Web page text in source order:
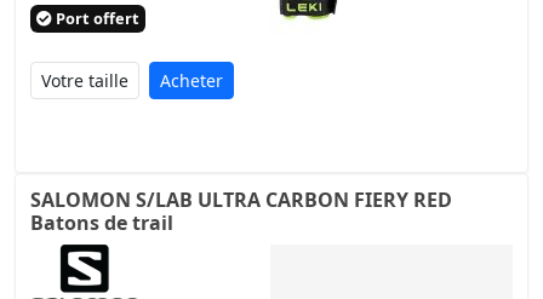
Port offert
Acheter
SALOMON S/LAB ULTRA CARBON FIERY RED
Batons de trail